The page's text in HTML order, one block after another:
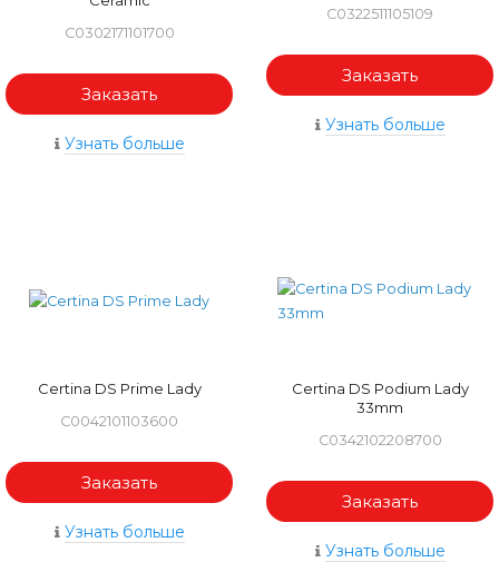
C0302171101700
Заказать
Узнать больше
C0322511105109
Заказать
Узнать больше
Certina DS Prime Lady
C0042101103600
Заказать
Узнать больше
Certina DS Podium Lady
33mm
C0342102208700
Заказать
Узнать больше